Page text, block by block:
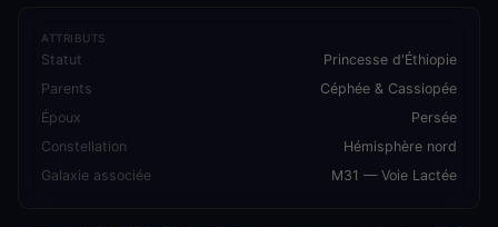
ATTRIBUTS
Statut
Princesse d'Éthiopie
Parents
Céphée & Cassiopée
Époux
Persée
Constellation
Hémisphère nord
Galaxie associée
M31 — Voie Lactée